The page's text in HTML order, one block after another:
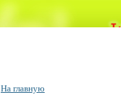
На главную